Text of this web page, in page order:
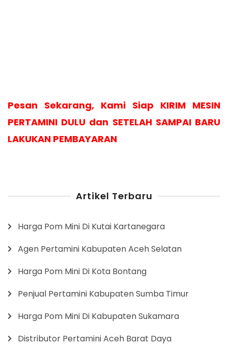
Pesan Sekarang, Kami Siap KIRIM MESIN
PERTAMINI DULU dan SETELAH SAMPAI BARU
LAKUKAN PEMBAYARAN
Artikel Terbaru
Harga Pom Mini Di Kutai Kartanegara
Agen Pertamini Kabupaten Aceh Selatan
Harga Pom Mini Di Kota Bontang
Penjual Pertamini Kabupaten Sumba Timur
Harga Pom Mini Di Kabupaten Sukamara
Distributor Pertamini Aceh Barat Daya